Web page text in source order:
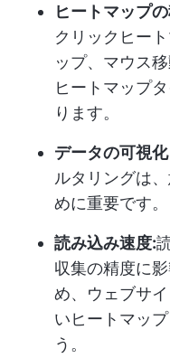
ヒートマップ
クリックヒー
ップ、マウス
ヒートマップ
ります。
データの可視化
ルタリングは
めに重要です。
読み込み速度:
収集の精度に
め、ウェブサ
いヒートマッ
う。